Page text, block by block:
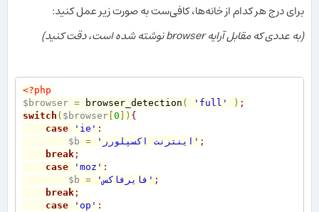
برای درج هر کدام از خانه‌ها، کافی‌ست به صورت زیر عمل کنید:
(به عددی که مقابل آرایه browser نوشته شده است، دقت کنید)
<?php
$browser = browser_detection ( 'full' ) ;
switch ( $browser[ 0 ) {
case
'ie' :
$b = 'اینترنت اکسپلورر' ;
break;
case
'moz' :
$b = 'فایرفاکس' ;
break;
case
'op' :